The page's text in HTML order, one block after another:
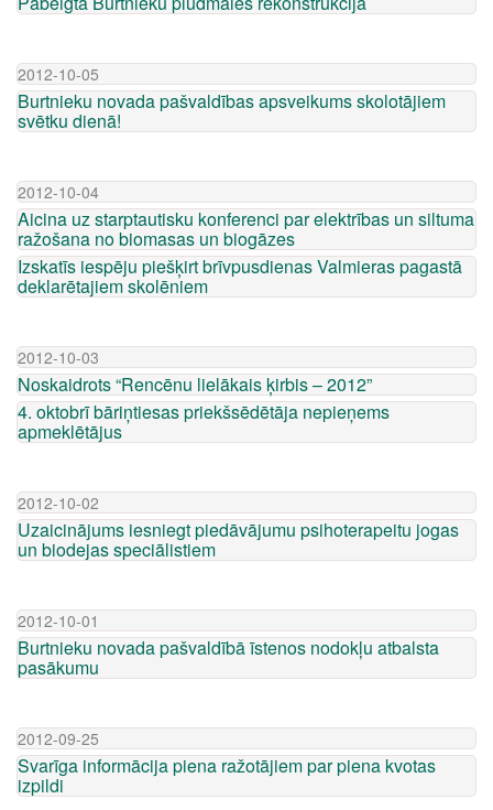
2012-10-05
Burtnieku novada pašvaldības apsveikums skolotājiem
svētku dienā!
2012-10-04
Aicina uz starptautisku konferenci par elektrības un siltuma
ražošana no biomasas un biogāzes
Izskatīs iespēju piešķirt brīvpusdienas Valmieras pagastā
deklarētajiem skolēniem
2012-10-03
Noskaidrots “Rencēnu lielākais ķirbis – 2012”
4. oktobrī bāriņtiesas priekšsēdētāja nepieņems
apmeklētājus
2012-10-02
Uzaicinājums iesniegt piedāvājumu psihoterapeitu jogas
un biodejas speciālistiem
2012-10-01
Burtnieku novada pašvaldībā īstenos nodokļu atbalsta
pasākumu
2012-09-25
Svarīga informācija piena ražotājiem par piena kvotas
izpildi